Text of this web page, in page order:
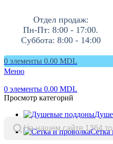
Отдел продаж:
Пн-Пт: 8:00 - 17:00.
Суббота: 8:00 - 14:00
0 элементы 0.00 MDL
Меню
0 элементы 0.00 MDL
Просмотр категорий
Сетка